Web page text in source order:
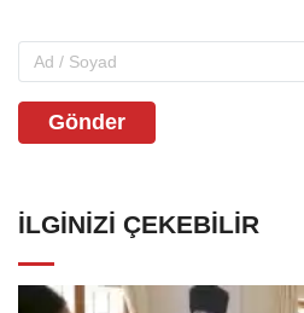
Gönder
İLGINIZI ÇEKEBILIR